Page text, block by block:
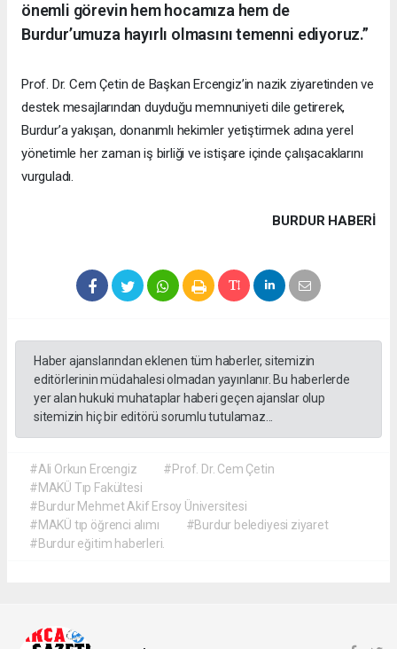
önemli görevin hem hocamıza hem de
Burdur’umuza hayırlı olmasını temenni ediyoruz.”
Prof. Dr. Cem Çetin de Başkan Ercengiz’in nazik ziyaretinden ve
destek mesajlarından duyduğu memnuniyeti dile getirerek,
Burdur’a yakışan, donanımlı hekimler yetiştirmek adına yerel
yönetimle her zaman iş birliği ve istişare içinde çalışacaklarını
vurguladı.
BURDUR HABERİ
Haber ajanslarından eklenen tüm haberler, sitemizin
editörlerinin müdahalesi olmadan yayınlanır. Bu haberlerde
yer alan hukuki muhataplar haberi geçen ajanslar olup
sitemizin hiç bir editörü sorumlu tutulamaz...
#Ali Orkun Ercengiz
#Prof. Dr. Cem Çetin
#MAKÜ Tıp Fakültesi
#Burdur Mehmet Akif Ersoy Üniversitesi
#MAKÜ tıp öğrenci alımı
#Burdur belediyesi ziyaret
#Burdur eğitim haberleri.